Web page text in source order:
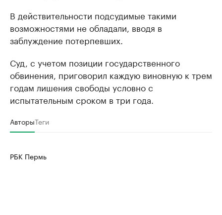
В действительности подсудимые такими
возможностями не обладали, вводя в
заблуждение потерпевших.
Суд, с учетом позиции государственного
обвинения, приговорил каждую виновную к трем
годам лишения свободы условно с
испытательным сроком в три года.
АвторыТеги
РБК Пермь